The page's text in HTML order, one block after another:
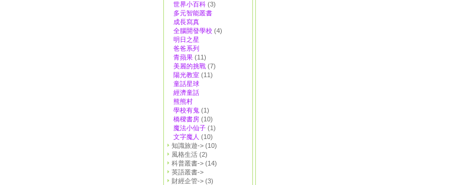
世界小百科 (3)
多元智能叢書
成長寫真
全腦開發學校 (4)
明日之星
爸爸系列
青蘋果 (11)
美麗的挑戰 (7)
陽光教室 (11)
童話星球
經濟童話
熊熊村
學校有鬼 (1)
橋樑書房 (10)
魔法小仙子 (1)
文字魔人 (10)
知識旅遊-> (10)
風格生活 (2)
科普叢書-> (14)
英語叢書->
財經企管-> (3)